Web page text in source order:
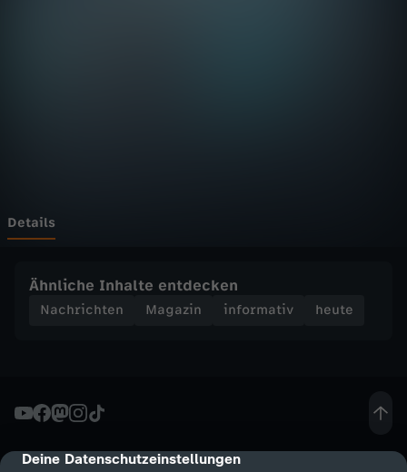
cmp-dialog-description
Deine Datenschutzeinstellungen
t
S
n
d
Details
Ähnliche Inhalte entdecken
Nachrichten Magazin informativ heute